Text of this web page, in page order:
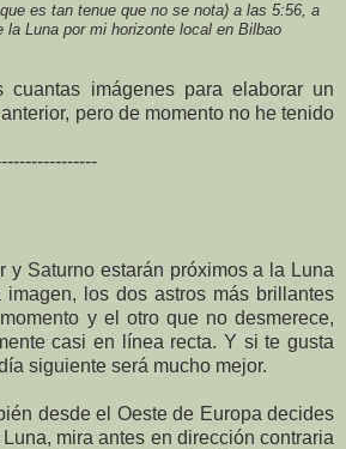
es tan tenue que no se nota) a las 5:56, a
la Luna por mi horizonte local en Bilbao
cuantas imágenes para elaborar un
pero de momento no he tenido
y Saturno estarán próximos a la Luna
imagen, los dos astros más brillantes
y el otro que no desmerece,
casi en línea recta. Y si te gusta
siguiente será mucho mejor.
desde el Oeste de Europa decides
mira antes en dirección contraria